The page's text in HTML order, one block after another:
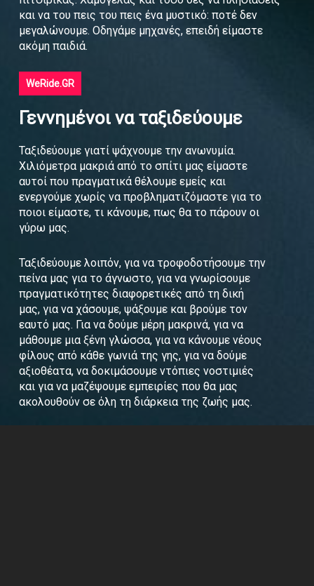
και να του πεις του πεις ένα μυστικό: ποτέ δεν
μεγαλώνουμε. Οδηγάμε μηχανές, επειδή είμαστε
ακόμη παιδιά.
WeRide.GR
Γεννημένοι να ταξιδεύουμε
Ταξιδεύουμε γιατί ψάχνουμε την ανωνυμία.
Χιλιόμετρα μακριά από το σπίτι μας είμαστε
αυτοί που πραγματικά θέλουμε εμείς και
ενεργούμε χωρίς να προβληματιζόμαστε για το
ποιοι είμαστε, τι κάνουμε, πως θα το πάρουν οι
γύρω μας.
Ταξιδεύουμε λοιπόν, για να τροφοδοτήσουμε την
πείνα μας για το άγνωστο, για να γνωρίσουμε
πραγματικότητες διαφορετικές από τη δική
μας, για να χάσουμε, ψάξουμε και βρούμε τον
εαυτό μας. Για να δούμε μέρη μακρινά, για να
μάθουμε μια ξένη γλώσσα, για να κάνουμε νέους
φίλους από κάθε γωνιά της γης, για να δούμε
αξιοθέατα, να δοκιμάσουμε ντόπιες νοστιμιές
και για να μαζέψουμε εμπειρίες που θα μας
ακολουθούν σε όλη τη διάρκεια της ζωής μας.